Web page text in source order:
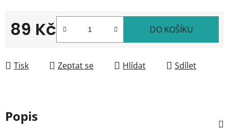
89 Kč
Měrná cena:
DO KOŠÍKU
Tisk Zeptat se Hlídat Sdílet
Popis